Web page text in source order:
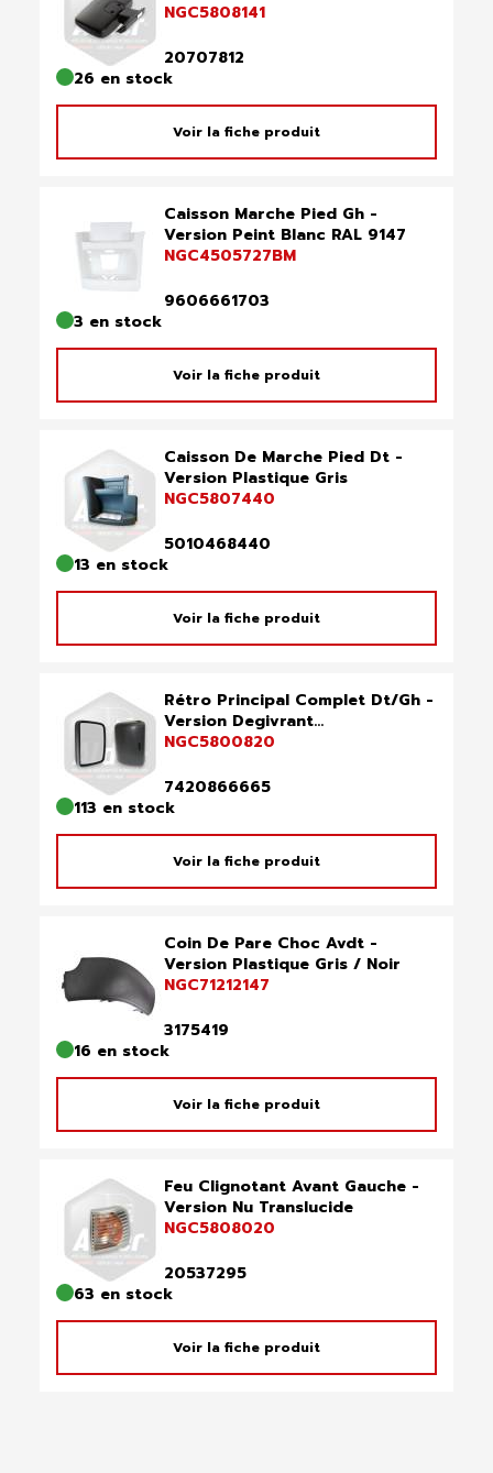
NGC5808141
20707812
26 en stock
Voir la fiche produit
Caisson Marche Pied Gh -
Version Peint Blanc RAL 9147
NGC4505727BM
9606661703
3 en stock
Voir la fiche produit
Caisson De Marche Pied Dt -
Version Plastique Gris
NGC5807440
5010468440
13 en stock
Voir la fiche produit
Rétro Principal Complet Dt/Gh -
Version Degivrant...
NGC5800820
7420866665
113 en stock
Voir la fiche produit
Coin De Pare Choc Avdt -
Version Plastique Gris / Noir
NGC71212147
3175419
16 en stock
Voir la fiche produit
Feu Clignotant Avant Gauche -
Version Nu Translucide
NGC5808020
20537295
63 en stock
Voir la fiche produit